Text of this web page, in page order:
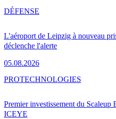
L'aéroport de Leipzig à nouveau
déclenche l'alerte
05.08.2026
DÉFENSE
Premier investissement du Scaleup
ICEYE
PROTECHNOLOGIES